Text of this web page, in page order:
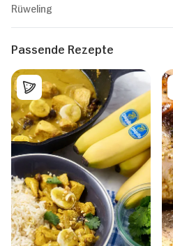
Rüweling
Passende Rezepte